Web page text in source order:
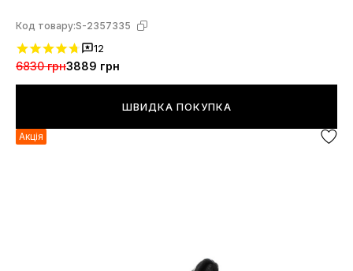
Код товару:S-2357335
12
6830 грн3889 грн
ШВИДКА ПОКУПКА
Акція